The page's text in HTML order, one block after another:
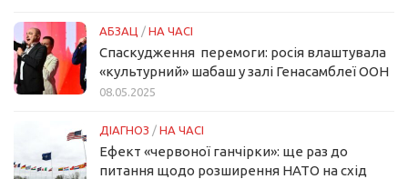
АБЗАЦ / НА ЧАСІ
Спаскудження перемоги: росія влаштувала
«культурний» шабаш у залі Генасамблеї ООН
08.05.2025
ДІАГНОЗ / НА ЧАСІ
Ефект «червоної ганчірки»: ще раз до
питання щодо розширення НАТО на схід